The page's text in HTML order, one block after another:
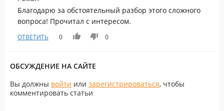
Благодарю за обстоятельный разбор этого сложного
вопроса! Прочитал с интересом.
ОТВЕТИТЬ 0 0
ОБСУЖДЕНИЕ НА САЙТЕ
Вы должны войти или зарегистрироваться, чтобы
комментировать статьи